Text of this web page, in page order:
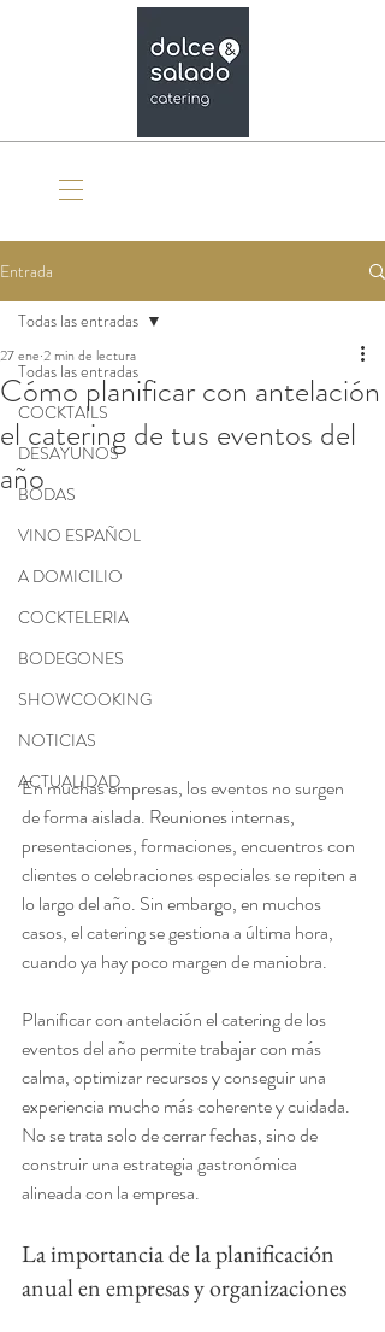
Entrada
Todas las entradas
COCKTAILS
DESAYUNOS
BODAS
VINO ESPAÑOL
A DOMICILIO
COCKTELERIA
BODEGONES
SHOWCOOKING
NOTICIAS
ACTUALIDAD
Todas las entradas
Cómo planificar con antelación
el catering de tus eventos del
año
27 ene 2 min de lectura
En muchas empresas, los eventos no surgen
de forma aislada. Reuniones internas,
presentaciones, formaciones, encuentros con
clientes o celebraciones especiales se repiten a
lo largo del año. Sin embargo, en muchos
casos, el catering se gestiona a última hora,
cuando ya hay poco margen de maniobra.
Planificar con antelación el catering de los
eventos del año permite trabajar con más
calma, optimizar recursos y conseguir una
experiencia mucho más coherente y cuidada.
No se trata solo de cerrar fechas, sino de
construir una estrategia gastronómica
alineada con la empresa.
La importancia de la planificación
anual en empresas y organizaciones